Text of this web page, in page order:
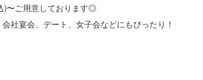
)〜ご用意しております◎
社宴会、デート、女子会などにもぴったり！